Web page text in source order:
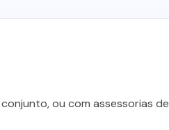
ou com assessorias de